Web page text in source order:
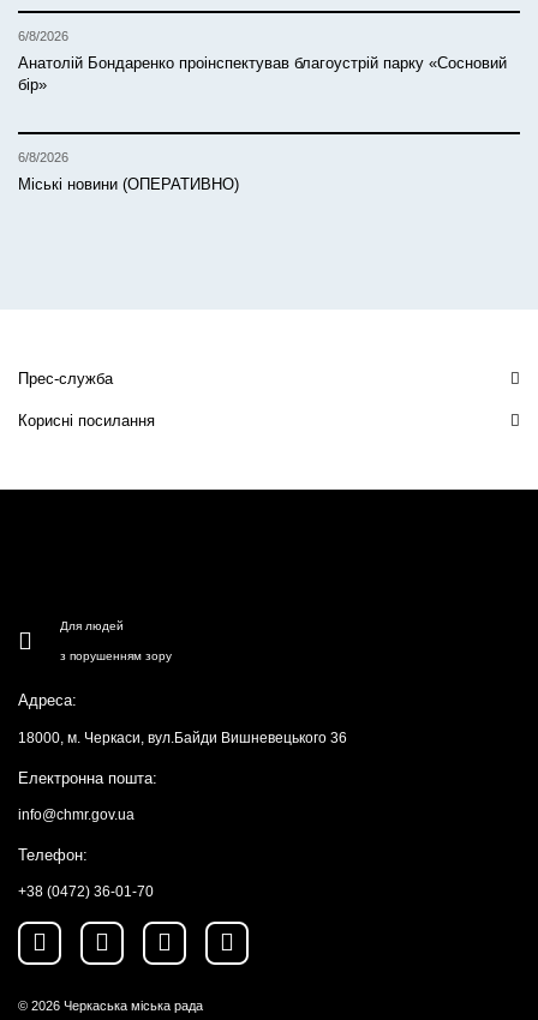
6/8/2026
Анатолій Бондаренко проінспектував благоустрій парку «Сосновий
бір»
6/8/2026
Міські новини (ОПЕРАТИВНО)
Прес-служба
Корисні посилання
Для людей
з порушенням зору
Адреса:
18000, м. Черкаси, вул.Байди Вишневецького 36
Електронна пошта:
info@chmr.gov.ua
Телефон:
+38 (0472) 36-01-70
© 2026 Черкаська міська рада